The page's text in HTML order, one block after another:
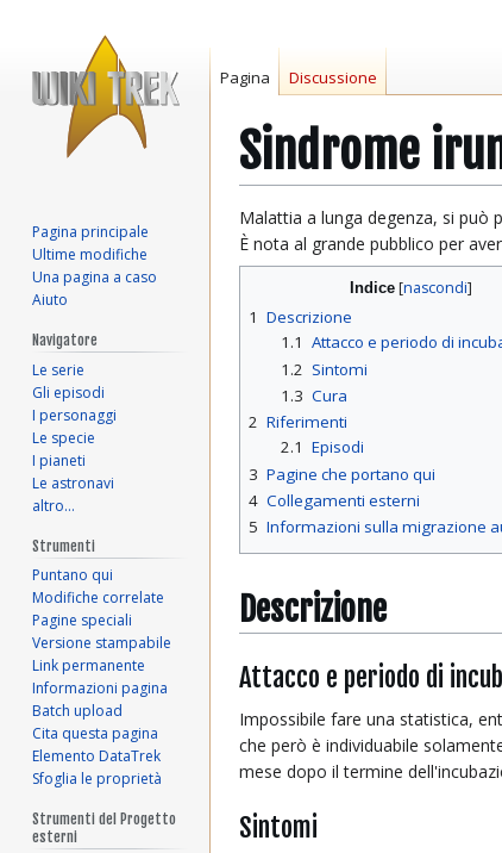
Sindrome
Vai
alla
navigazione
Vai
alla
ricerca
Malattia a lunga degenza, si può
È nota al grande pubblico per
Indice
1 Descrizione
1.1 Attacco e periodo di
1.2 Sintomi
1.3 Cura
2 Riferimenti
2.1 Episodi
3 Pagine che portano qui
4 Collegamenti esterni
5 Informazioni sulla migrazione
Descrizione
Attacco e periodo di
Impossibile fare una statistica,
che però è individuabile
mese dopo il termine
Sintomi
Pagina Discussione
Pagina principale
Ultime modifiche
Una pagina a caso
Aiuto
Navigatore
Le serie
Gli episodi
I personaggi
Le specie
I pianeti
Le astronavi
altro…
Strumenti
Puntano qui
Modifiche correlate
Pagine speciali
Versione stampabile
Link permanente
Informazioni pagina
Batch upload
Cita questa pagina
Elemento DataTrek
Sfoglia le proprietà
Strumenti del Progetto
esterni